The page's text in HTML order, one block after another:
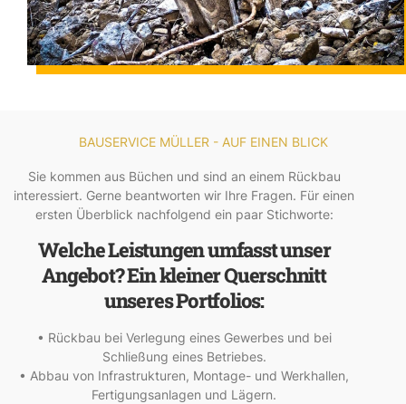
BAUSERVICE MÜLLER - AUF EINEN BLICK
Sie kommen aus Büchen und sind an einem Rückbau
interessiert. Gerne beantworten wir Ihre Fragen. Für einen
ersten Überblick nachfolgend ein paar Stichworte:
Welche Leistungen umfasst unser
Angebot? Ein kleiner Querschnitt
unseres Portfolios:
• Rückbau bei Verlegung eines Gewerbes und bei
Schließung eines Betriebes.
• Abbau von Infrastrukturen, Montage- und Werkhallen,
Fertigungsanlagen und Lägern.